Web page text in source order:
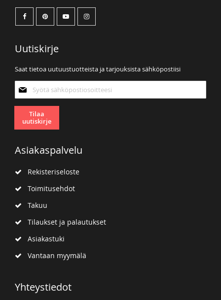
Uutiskirje
Saat tietoa uutuustuotteista ja tarjouksista sähköpostiisi
uutiskirjeemme:
Tilaa
uutiskirje
Asiakaspalvelu
Rekisteriseloste
Toimitusehdot
Takuu
Tilaukset ja palautukset
Asiakastuki
Vantaan myymälä
Yhteystiedot